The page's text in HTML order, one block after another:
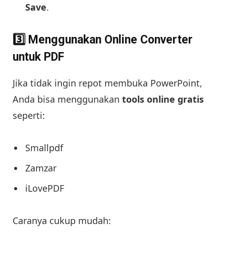
Save.
3️⃣ Menggunakan Online Converter
untuk PDF
Jika tidak ingin repot membuka PowerPoint,
Anda bisa menggunakan tools online gratis
seperti:
Smallpdf
Zamzar
iLovePDF
Caranya cukup mudah: